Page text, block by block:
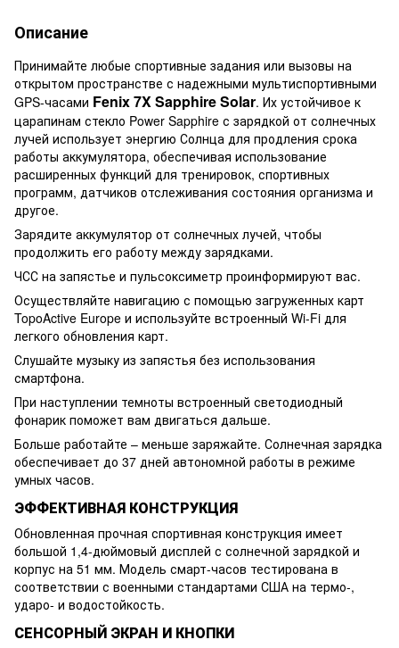
Описание
Принимайте любые спортивные задания или вызовы на
открытом пространстве с надежными мультиспортивными
GPS-часами Fenix 7X Sapphire Solar. Их устойчивое к
царапинам стекло Power Sapphire с зарядкой от солнечных
лучей использует энергию Солнца для продления срока
работы аккумулятора, обеспечивая использование
расширенных функций для тренировок, спортивных
программ, датчиков отслеживания состояния организма и
другое.
Зарядите аккумулятор от солнечных лучей, чтобы
продолжить его работу между зарядками.
ЧСС на запястье и пульсоксиметр проинформируют вас.
Осуществляйте навигацию с помощью загруженных карт
TopoActive Europe и используйте встроенный Wi-Fi для
легкого обновления карт.
Слушайте музыку из запястья без использования
смартфона.
При наступлении темноты встроенный светодиодный
фонарик поможет вам двигаться дальше.
Больше работайте – меньше заряжайте. Солнечная зарядка
обеспечивает до 37 дней автономной работы в режиме
умных часов.
ЭФФЕКТИВНАЯ КОНСТРУКЦИЯ
Обновленная прочная спортивная конструкция имеет
большой 1,4-дюймовый дисплей с солнечной зарядкой и
корпус на 51 мм. Модель смарт-часов тестирована в
соответствии с военными стандартами США на термо-,
ударо- и водостойкость.
СЕНСОРНЫЙ ЭКРАН И КНОПКИ